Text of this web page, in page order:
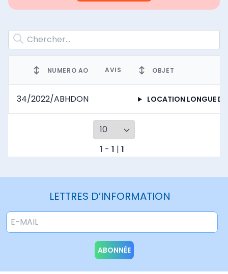
↕ NUMERO AO AVIS ↕ OBJET
34/2022/ABHDON LOCATION LONGUE DUREE DE VEHICULES SANS CHAUFFEURS Y COMPRIS
1 - 1 | 1
LETTRES D’INFORMATION
ABONNÉE